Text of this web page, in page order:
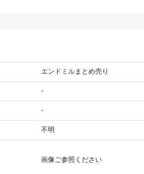
エンドミルまとめ売り
-
-
不明
画像ご参照ください